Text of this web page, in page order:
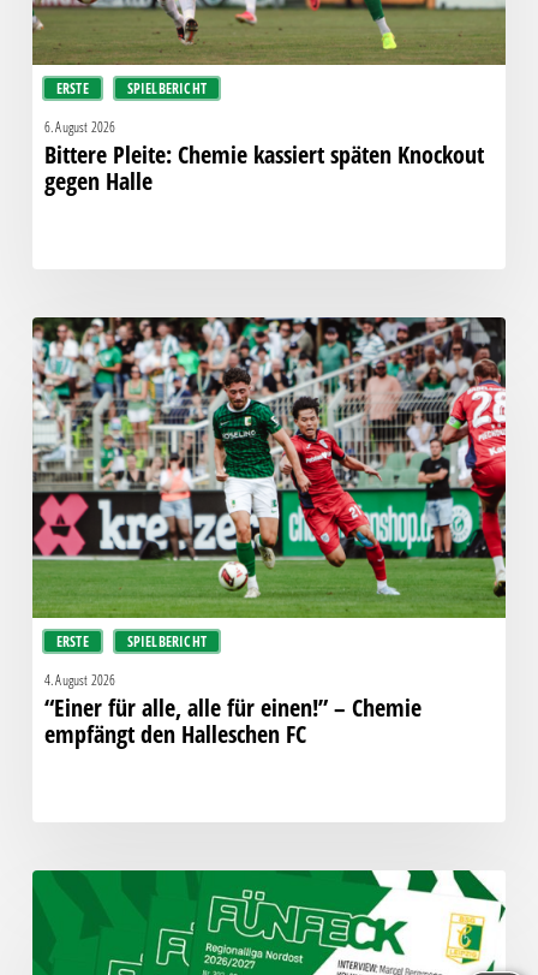
ERSTE SPIELBERICHT
6. August 2026
Bittere Pleite: Chemie kassiert späten Knockout
gegen Halle
ERSTE SPIELBERICHT
“Einer
für
alle,
alle
für
einen!”
–
Chemie
empfängt
den
Halleschen
FC
4. August 2026
“Einer für alle, alle für einen!” – Chemie
empfängt den Halleschen FC
Fünfeck
Nr.